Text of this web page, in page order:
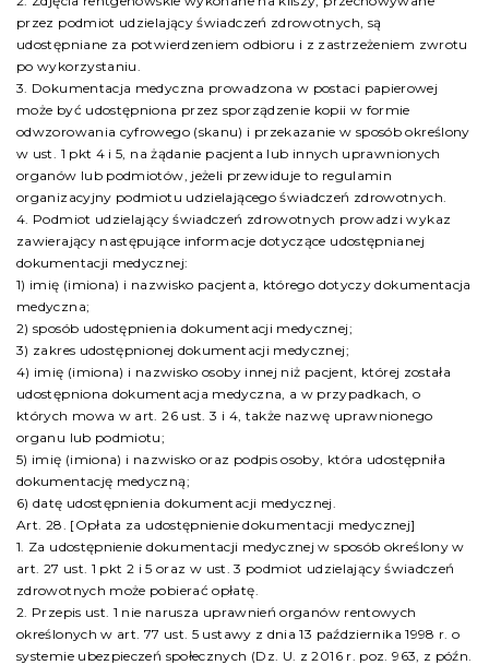
przez podmiot udzielający świadczeń zdrowotnych, są
udostępniane za potwierdzeniem odbioru i z zastrzeżeniem zwrotu
po wykorzystaniu.
3. Dokumentacja medyczna prowadzona w postaci papierowej
może być udostępniona przez sporządzenie kopii w formie
odwzorowania cyfrowego (skanu) i przekazanie w sposób określony
w ust. 1 pkt 4 i 5, na żądanie pacjenta lub innych uprawnionych
organów lub podmiotów, jeżeli przewiduje to regulamin
organizacyjny podmiotu udzielającego świadczeń zdrowotnych.
4. Podmiot udzielający świadczeń zdrowotnych prowadzi wykaz
zawierający następujące informacje dotyczące udostępnianej
dokumentacji medycznej:
1) imię (imiona) i nazwisko pacjenta, którego dotyczy dokumentacja
medyczna;
2) sposób udostępnienia dokumentacji medycznej;
3) zakres udostępnionej dokumentacji medycznej;
4) imię (imiona) i nazwisko osoby innej niż pacjent, której została
udostępniona dokumentacja medyczna, a w przypadkach, o
których mowa w art. 26 ust. 3 i 4, także nazwę uprawnionego
organu lub podmiotu;
5) imię (imiona) i nazwisko oraz podpis osoby, która udostępniła
dokumentację medyczną;
6) datę udostępnienia dokumentacji medycznej.
Art. 28. [Opłata za udostępnienie dokumentacji medycznej]
1. Za udostępnienie dokumentacji medycznej w sposób określony w
art. 27 ust. 1 pkt 2 i 5 oraz w ust. 3 podmiot udzielający świadczeń
zdrowotnych może pobierać opłatę.
2. Przepis ust. 1 nie narusza uprawnień organów rentowych
określonych w art. 77 ust. 5 ustawy z dnia 13 października 1998 r. o
systemie ubezpieczeń społecznych (Dz. U. z 2016 r. poz. 963, z późn.